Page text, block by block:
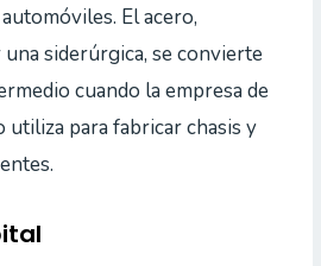
El acero,
siderúrgica, se convierte
cuando la empresa de
para fabricar chasis y